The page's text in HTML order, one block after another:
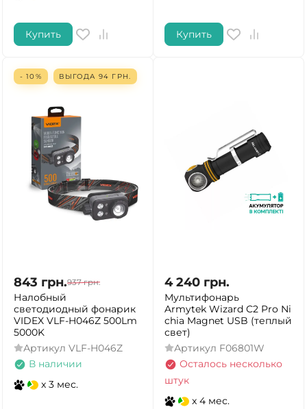
Купить Купить
- 10% ВЫГОДА 94 ГРН.
843 грн.937 грн.
Налобный
светодиодный фонарик
VIDEX VLF-H046Z 500Lm
5000K
Артикул VLF-H046Z
В наличии
x 3 мес.
4 240 грн.
Мультифонарь
Armytek Wizard C2 Pro Ni
chia Magnet USB (теплый
свет)
Артикул F06801W
Осталось несколько
штук
x 4 мес.